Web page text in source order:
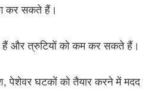
कर सकते हैं।
हैं और त्रुटियों को कम कर सकते हैं।
घटकों को तैयार करने में मदद